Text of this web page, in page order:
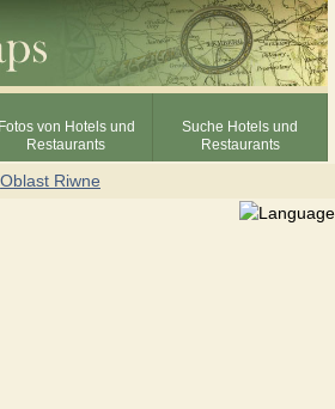
Fotos von Hotels und
Restaurants
Suche Hotels und
Restaurants
Oblast Riwne